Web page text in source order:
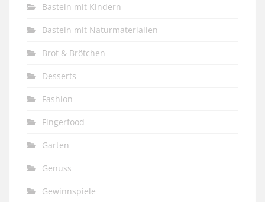
Basteln mit Kindern
Basteln mit Naturmaterialien
Brot & Brötchen
Desserts
Fashion
Fingerfood
Garten
Genuss
Gewinnspiele